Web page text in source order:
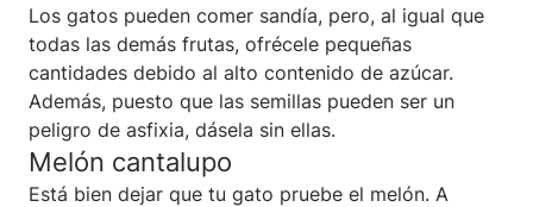
Los gatos pueden comer sandía, pero, al igual que
todas las demás frutas, ofrécele pequeñas
cantidades debido al alto contenido de azúcar.
Además, puesto que las semillas pueden ser un
peligro de asfixia, dásela sin ellas.
Melón cantalupo
Está bien dejar que tu gato pruebe el melón. A